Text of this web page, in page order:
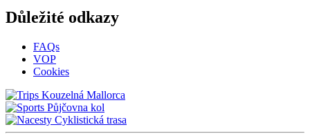
Důležité odkazy
FAQs
VOP
Cookies
Kouzelná Mallorca
Půjčovna kol
Cyklistická trasa